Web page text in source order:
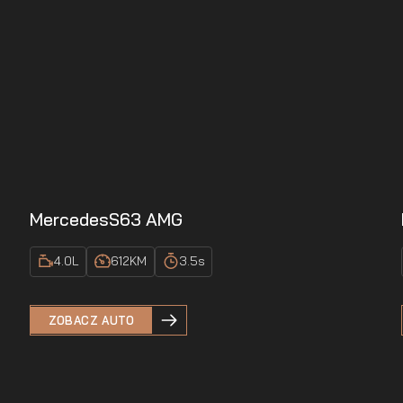
MercedesS63 AMG
4.0L 612KM 3.5s
ZOBACZ AUTO